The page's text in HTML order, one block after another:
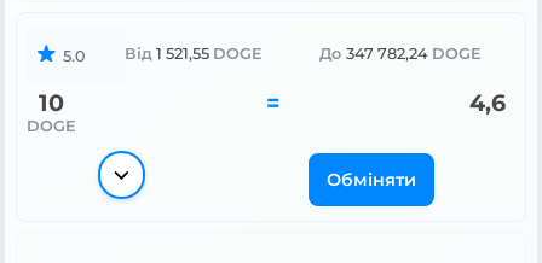
5.0 Від 1 521,55 DOGE До 347 782,24 DOGE
10
DOGE
= 4,6
Обміняти